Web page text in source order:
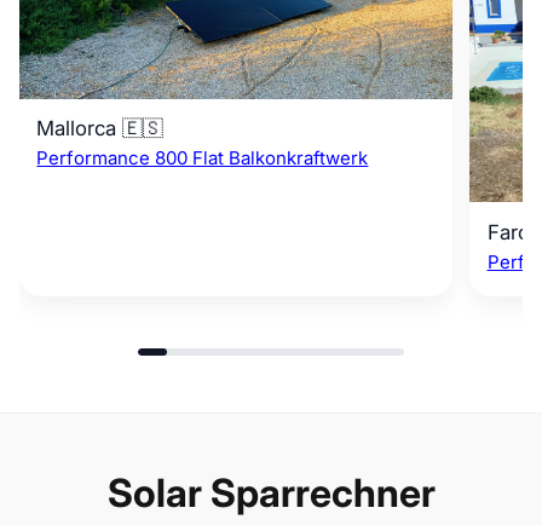
Mallorca 🇪🇸
Performance 800 Flat Balkonkraftwerk
Solar Sparrechner